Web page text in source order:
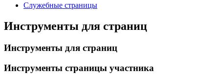
Служебные страницы
Инструменты для страниц
Инструменты для страниц
Инструменты страницы участника